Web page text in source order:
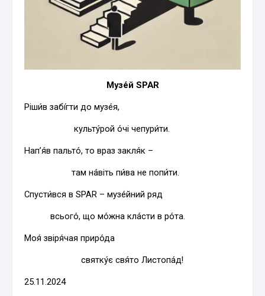
Музе́й SPAR
Ріши́в забі́гти до музе́я,
культу́рой о́чі чепури́ти.
Нап’я́в пальто́, то враз закля́к –
там на́віть пи́ва не попи́ти.
Спусти́вся в SPAR – музе́йний ряд
всього́, що мо́жна кла́сти в ро́та.
Моя́ звіря́чая приро́да
святку́є свя́то Листопа́д!
25.11.2024